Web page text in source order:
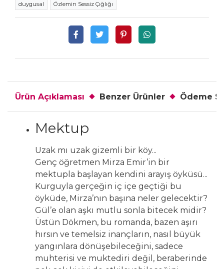
duygusal
Özlemin Sessiz Çığlığı
Ürün Açıklaması Benzer Ürünler Ödeme
Mektup
Uzak mı uzak gizemli bir köy...
Genç öğretmen Mirza Emir’in bir
mektupla başlayan kendini arayış öyküsü...
Kurguyla gerçeğin iç içe geçtiği bu
öyküde, Mirza’nın başına neler gelecektir?
Gül’e olan aşkı mutlu sonla bitecek midir?
Üstün Dökmen, bu romanda, bazen aşırı
hırsın ve temelsiz inançların, nasıl büyük
yangınlara dönüşebileceğini, sadece
muhterisi ve muktediri değil, beraberinde